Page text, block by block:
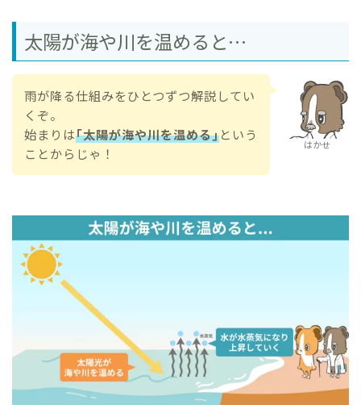
太陽が海や川を温めると…
はかせ
雨が降る仕組みをひとつずつ解説してい
くぞ。
始まりは｢太陽が海や川を温める｣という
ことからじゃ！